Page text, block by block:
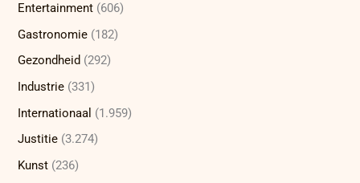
Entertainment (606)
Gastronomie (182)
Gezondheid (292)
Industrie (331)
Internationaal (1.959)
Justitie (3.274)
Kunst (236)